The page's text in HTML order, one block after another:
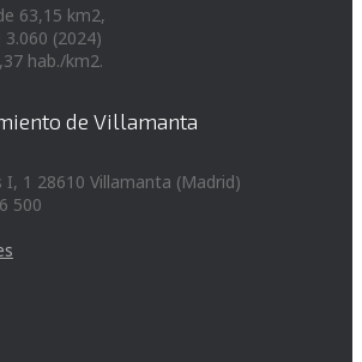
63,15 km2,
(2024)
hab./km2.
de Villamanta
I, 1 28610 Villamanta (Madrid)
500